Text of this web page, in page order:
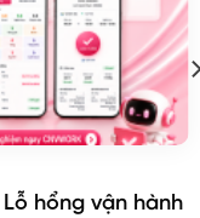
hổng vận hành